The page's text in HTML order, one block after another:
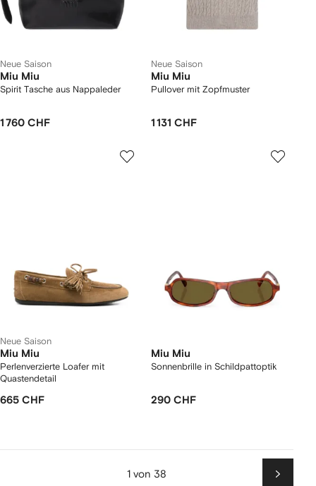
Neue Saison
Miu Miu
Spirit Tasche aus Nappaleder
1 760 CHF
Neue Saison
Miu Miu
Pullover mit Zopfmuster
1 131 CHF
Neue Saison
Miu Miu
Perlenverzierte Loafer mit
Quastendetail
665 CHF
Miu Miu
Sonnenbrille in Schildpattoptik
290 CHF
1 von 38
Weiter